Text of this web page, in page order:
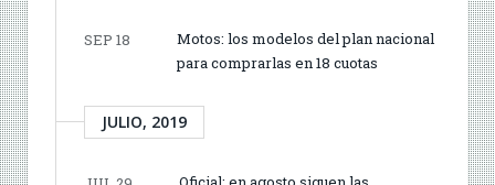
SEP 18
Motos: los modelos del plan nacional
para comprarlas en 18 cuotas
JULIO, 2019